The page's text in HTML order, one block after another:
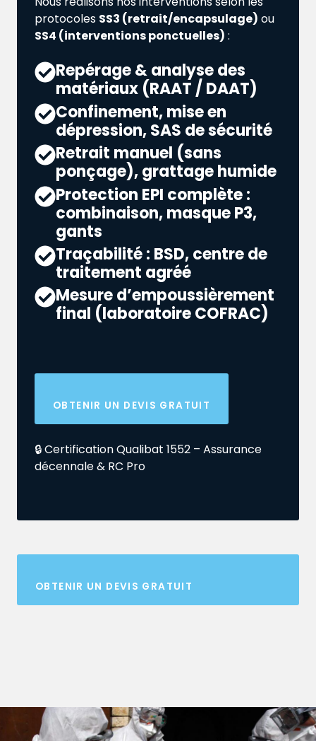
protocoles SS3 (retrait/encapsulage) ou
SS4 (interventions ponctuelles) :
Repérage & analyse des
matériaux (RAAT / DAAT)
Confinement, mise en
dépression, SAS de sécurité
Retrait manuel (sans
ponçage), grattage humide
Protection EPI complète :
combinaison, masque P3,
gants
Traçabilité : BSD, centre de
traitement agréé
Mesure d’empoussièrement
final (laboratoire COFRAC)
OBTENIR UN DEVIS GRATUIT
🔒 Certification Qualibat 1552 – Assurance
décennale & RC Pro
OBTENIR UN DEVIS GRATUIT